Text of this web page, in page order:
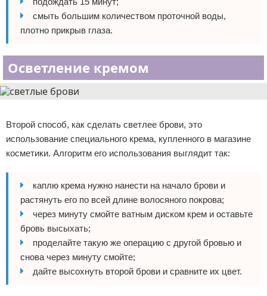
смыть большим количеством проточной воды,
плотно прикрыв глаза.
Осветление кремом
Второй способ, как сделать светлее брови, это
использование специального крема, купленного в магазине
косметики. Алгоритм его использования выглядит так:
каплю крема нужно нанести на начало брови и
растянуть его по всей длине волосяного покрова;
через минуту смойте ватным диском крем и оставьте
бровь высыхать;
проделайте такую же операцию с другой бровью и
снова через минуту смойте;
дайте высохнуть второй брови и сравните их цвет.